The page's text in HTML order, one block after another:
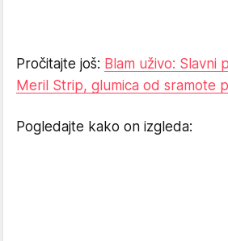
Pročitajte još: Blam uživo: Slavni
Meril Strip, glumica od sramote
Pogledajte kako on izgleda: